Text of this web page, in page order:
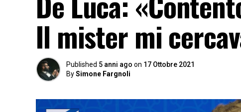
Il mister mi
Published 5 anni ago on 17 Ottobre 2021
BySimone Fargnoli